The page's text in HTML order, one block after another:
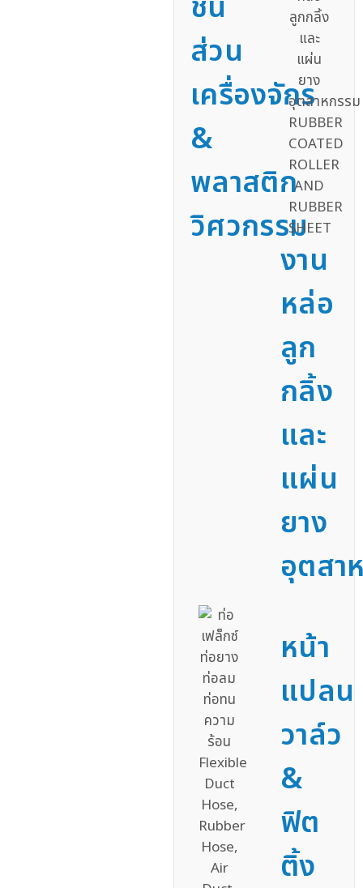
ส่วน
เครื่องจักร
&
พลาสติก
วิศวกรรม
งาน
หล่อ
ลูก
กลิ้ง
และ
แผ่น
ยาง
อุตสา
หน้า
แปลน
วาล์ว
&
ฟิต
ติ้ง